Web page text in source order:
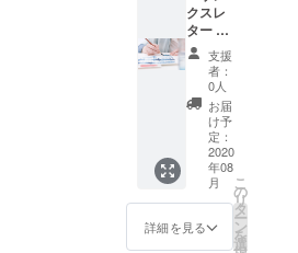
ループ
にご招
待（随
時情報
を発信
しま
す） ・
アー
ティス
トによ
るオー
ダー作
品制
作/1作
クスレ
ター ・
EnoGG
特製ス
テッ
カー ・
EnoGG
特製
キーホ
ルダー
（数量
限定）
・レン
タル利
支援
者：
0人
お届
け予
定：
2020
年08
月
詳細を見る
こ
の
リ
タ
ー
ン
を
選